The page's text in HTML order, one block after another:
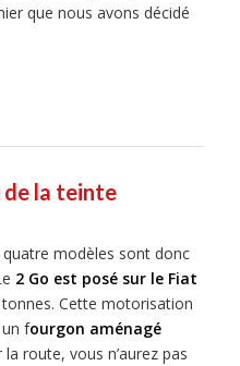
que nous avons décidé
de la teinte
quatre modèles sont donc
2 Go est posé sur le Fiat
Cette motorisation
fourgon aménagé
la route, vous n’aurez pas